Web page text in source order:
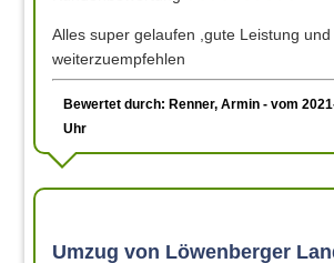
Alles super gelaufen ,gute Leistung und
weiterzuempfehlen
Bewertet durch: Renner, Armin - vom
Uhr
Umzug von Löwenberger